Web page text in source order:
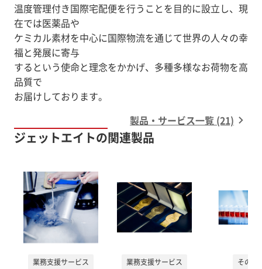
温度管理付き国際宅配便を行うことを目的に設立し、現
在では医薬品や
ケミカル素材を中心に国際物流を通じて世界の人々の幸
福と発展に寄与
するという使命と理念をかかげ、多種多様なお荷物を高
品質で
お届けしております。
製品・サービス一覧 (21)
ジェットエイトの関連製品
業務支援サービス 業務支援サービス その他